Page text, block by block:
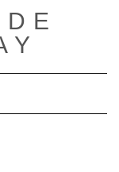
de navegación